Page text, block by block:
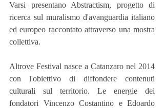
Varsi presentano Abstractism, progetto di
ricerca sul muralismo d'avanguardia italiano
ed europeo raccontato attraverso una mostra
collettiva.
Altrove Festival nasce a Catanzaro nel 2014
con l'obiettivo di diffondere contenuti
culturali sul territorio. Le energie dei
fondatori Vincenzo Costantino e Edoardo